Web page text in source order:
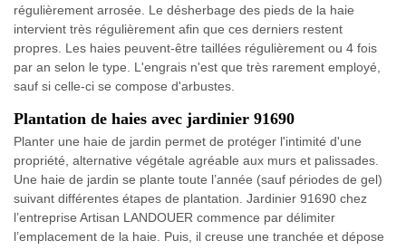
régulièrement arrosée. Le désherbage des pieds de la haie
intervient très régulièrement afin que ces derniers restent
propres. Les haies peuvent-être taillées régulièrement ou 4 fois
par an selon le type. L'engrais n'est que très rarement employé,
sauf si celle-ci se compose d'arbustes.
Plantation de haies avec jardinier 91690
Planter une haie de jardin permet de protéger l'intimité d'une
propriété, alternative végétale agréable aux murs et palissades.
Une haie de jardin se plante toute l’année (sauf périodes de gel)
suivant différentes étapes de plantation. Jardinier 91690 chez
l’entreprise Artisan LANDOUER commence par délimiter
l’emplacement de la haie. Puis, il creuse une tranchée et dépose